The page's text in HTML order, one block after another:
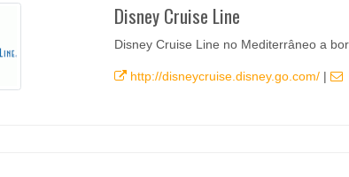
Disney Cruise Line
Disney Cruise Line no Mediterrâneo a
http://disneycruise.disney.go.com/ |